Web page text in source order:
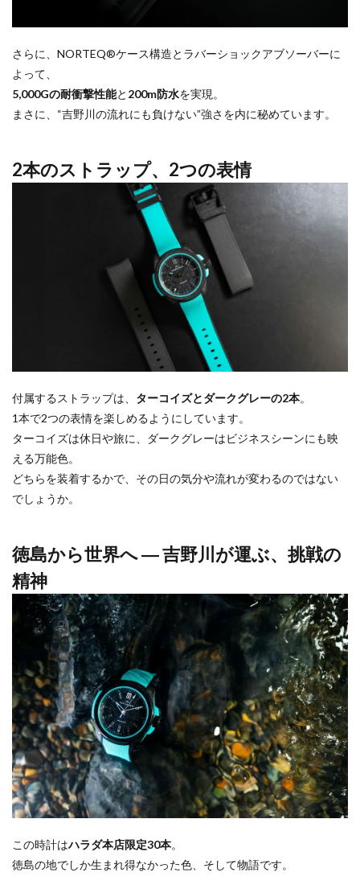
さらに、NORTEQ®ケース構造とラバーショックアブソーバーに
よって、
5,000Gの耐衝撃性能と 200m防水を実現。
まさに、“吉野川の流れにも負けない”強さを内に秘めています。
2本のストラップ、2つの表情
付属するストラップは、 ターコイズとダークグレーの2本。
1本で2つの表情を楽しめるようにしています。
ターコイズは休日や旅に、ダークグレーはビジネスシーンにも映
える万能色。
どちらを装着するかで、その日の気分や流れが変わるのではない
でしょうか。
徳島から世界へ ― 吉野川が運ぶ、挑戦の
精神
この時計はハラダ本店限定30本。
徳島の地でしか生まれ得なかった色、そして物語です。